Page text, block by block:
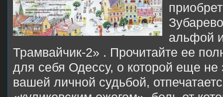
альфой
Трамвайчик-2» . Прочитайте ее
для себя Одессу, о которой еще не
вашей личной судьбой,